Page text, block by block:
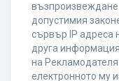
допустимия
сървър IP адреса
друга
на
електронното му